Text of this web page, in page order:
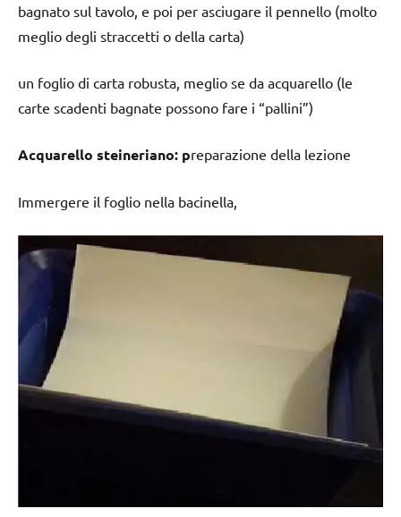
bagnato sul tavolo, e poi per asciugare il pennello (molto
meglio degli straccetti o della carta)
un foglio di carta robusta, meglio se da acquarello (le
carte scadenti bagnate possono fare i “pallini”)
Acquarello steineriano: preparazione della lezione
Immergere il foglio nella bacinella,